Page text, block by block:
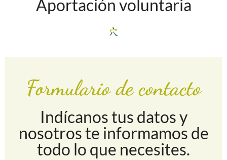
Aportación voluntaria
Formulario de contacto
Indícanos tus datos y
nosotros te informamos de
todo lo que necesites.